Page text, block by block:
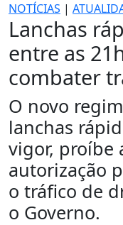
NOTÍCIAS |
Lanchas
entre as
combater
O novo
lanchas
vigor, proíbe
autorização
o tráfico de
o Governo.